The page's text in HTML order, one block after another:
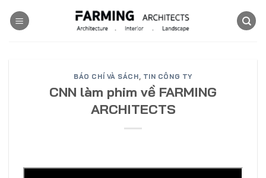
BÁO CHÍ VÀ SÁCH, TIN CÔNG TY
CNN làm phim về FARMING
ARCHITECTS